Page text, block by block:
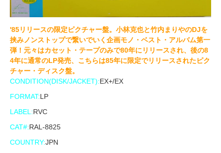
'85リリースの限定ピクチャー盤。小林克也と竹内まりやのDJを
挟みノンストップで繋いでいく企画モノ・ベスト・アルバム第一
弾！元々はカセット・テープのみで80年にリリースされ、後の8
4年に通常のLP発売、こちらは85年に限定でリリースされたピク
チャー・ディスク盤。
CONDITION(DISK/JACKET):EX+/EX
FORMAT:LP
LABEL:RVC
CAT#:RAL-8825
COUNTRY:JPN